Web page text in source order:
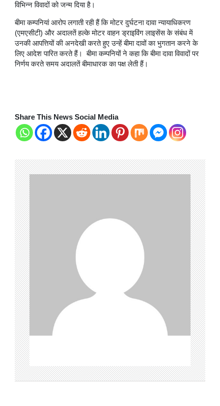
विभिन्न विवादों को जन्म दिया है।
बीमा कम्पनियां आरोप लगाती रही हैं कि मोटर दुर्घटना दावा न्यायाधिकरण
(एमएसीटी) और अदालतें हल्के मोटर वाहन ड्राइविंग लाइसेंस के संबंध में
उनकी आपत्तियों की अनदेखी करते हुए उन्हें बीमा दावों का भुगतान करने के
लिए आदेश पारित करते हैं। बीमा कम्पनियों ने कहा कि बीमा दावा विवादों पर
निर्णय करते समय अदालतें बीमाधारक का पक्ष लेती हैं।
Share This News Social Media